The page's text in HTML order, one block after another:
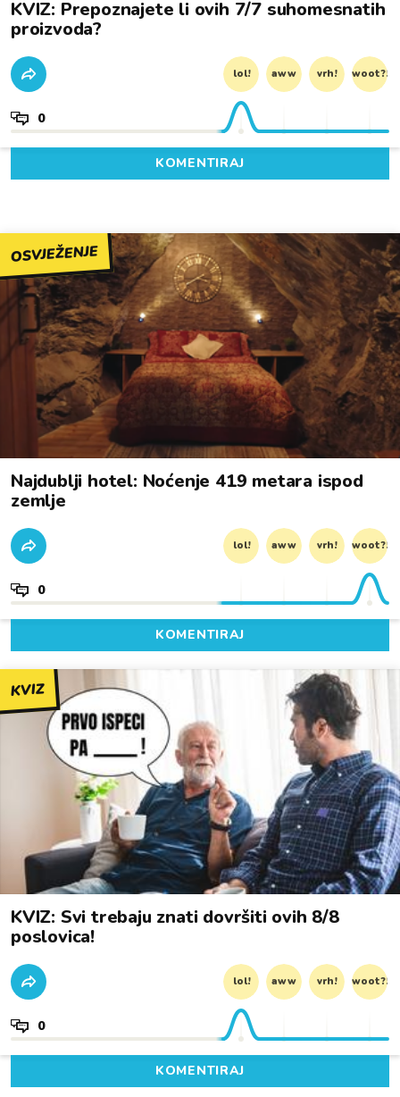
KVIZ: Prepoznajete li ovih 7/7 suhomesnatih
proizvoda?
lol! aww vrh! woot?!
0
KOMENTIRAJ
OSVJEŽENJE
Najdublji hotel: Noćenje 419 metara ispod
zemlje
lol! aww vrh! woot?!
0
KOMENTIRAJ
KVIZ
KVIZ: Svi trebaju znati dovršiti ovih 8/8
poslovica!
lol! aww vrh! woot?!
0
KOMENTIRAJ